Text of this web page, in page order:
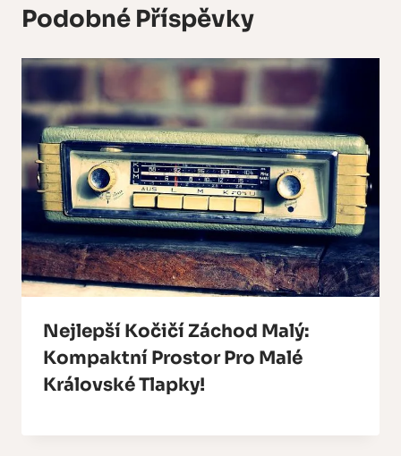
Podobné Příspěvky
Nejlepší Kočičí Záchod Malý:
Kompaktní Prostor Pro Malé
Královské Tlapky!